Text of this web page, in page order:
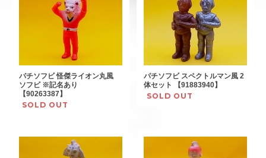
パチソフビ 怪傑ライオン丸風
ソフビ ※記名あり
【90263387】
SOLD OUT
パチソフビ スペクトルマン風 2
体セット 【91883940】
SOLD OUT